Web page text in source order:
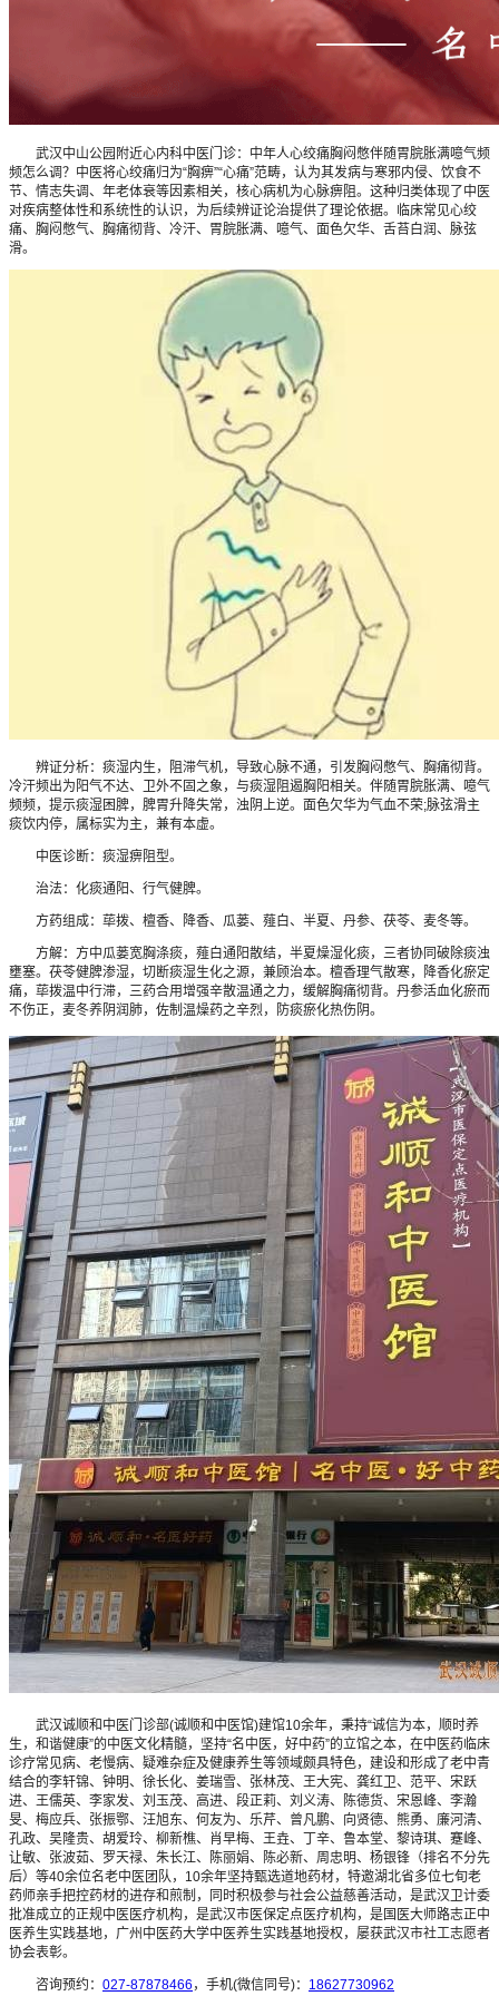
武汉中山公园附近心内科中医门诊：中年人心绞痛胸闷憋伴随胃脘胀满噫气频
频怎么调？中医将心绞痛归为“胸痹”“心痛”范畴，认为其发病与寒邪内侵、饮食不
节、情志失调、年老体衰等因素相关，核心病机为心脉痹阻。这种归类体现了中医
对疾病整体性和系统性的认识，为后续辨证论治提供了理论依据。临床常见心绞
痛、胸闷憋气、胸痛彻背、冷汗、胃脘胀满、噫气、面色欠华、舌苔白润、脉弦
滑。
辨证分析：痰湿内生，阻滞气机，导致心脉不通，引发胸闷憋气、胸痛彻背。
冷汗频出为阳气不达、卫外不固之象，与痰湿阻遏胸阳相关。伴随胃脘胀满、噫气
频频，提示痰湿困脾，脾胃升降失常，浊阴上逆。面色欠华为气血不荣;脉弦滑主
痰饮内停，属标实为主，兼有本虚。
中医诊断：痰湿痹阻型。
治法：化痰通阳、行气健脾。
方药组成：荜拨、檀香、降香、瓜蒌、薤白、半夏、丹参、茯苓、麦冬等。
方解：方中瓜蒌宽胸涤痰，薤白通阳散结，半夏燥湿化痰，三者协同破除痰浊
壅塞。茯苓健脾渗湿，切断痰湿生化之源，兼顾治本。檀香理气散寒，降香化瘀定
痛，荜拨温中行滞，三药合用增强辛散温通之力，缓解胸痛彻背。丹参活血化瘀而
不伤正，麦冬养阴润肺，佐制温燥药之辛烈，防痰瘀化热伤阴。
武汉诚顺和中医门诊部(诚顺和中医馆)建馆10余年，秉持“诚信为本，顺时养
生，和谐健康”的中医文化精髓，坚持“名中医，好中药”的立馆之本，在中医药临床
诊疗常见病、老慢病、疑难杂症及健康养生等领域颇具特色，建设和形成了老中青
结合的李轩锦、钟明、徐长化、姜瑞雪、张林茂、王大宪、龚红卫、范平、宋跃
进、王儒英、李家发、刘玉茂、高进、段正莉、刘义涛、陈德货、宋恩峰、李瀚
旻、梅应兵、张振鄂、汪旭东、何友为、乐芹、曾凡鹏、向贤德、熊勇、廉河清、
孔政、吴隆贵、胡爱玲、柳新樵、肖早梅、王垚、丁辛、鲁本堂、黎诗琪、蹇峰、
让敏、张波茹、罗天禄、朱长江、陈丽娟、陈必新、周忠明、杨银锋（排名不分先
后）等40余位名老中医团队，10余年坚持甄选道地药材，特邀湖北省多位七旬老
药师亲手把控药材的进存和煎制，同时积极参与社会公益慈善活动，是武汉卫计委
批准成立的正规中医医疗机构，是武汉市医保定点医疗机构，是国医大师路志正中
医养生实践基地，广州中医药大学中医养生实践基地授权，屡获武汉市社工志愿者
协会表彰。
咨询预约： 027-87878466 ，手机(微信同号)： 18627730962